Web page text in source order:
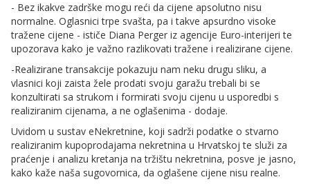
- Bez ikakve zadrške mogu reći da cijene apsolutno nisu
normalne. Oglasnici trpe svašta, pa i takve apsurdno visoke
tražene cijene - ističe Diana Perger iz agencije Euro-interijeri te
upozorava kako je važno razlikovati tražene i realizirane cijene.
-Realizirane transakcije pokazuju nam neku drugu sliku, a
vlasnici koji zaista žele prodati svoju garažu trebali bi se
konzultirati sa strukom i formirati svoju cijenu u usporedbi s
realiziranim cijenama, a ne oglašenima - dodaje.
Uvidom u sustav eNekretnine, koji sadrži podatke o stvarno
realiziranim kupoprodajama nekretnina u Hrvatskoj te služi za
praćenje i analizu kretanja na tržištu nekretnina, posve je jasno,
kako kaže naša sugovornica, da oglašene cijene nisu realne.